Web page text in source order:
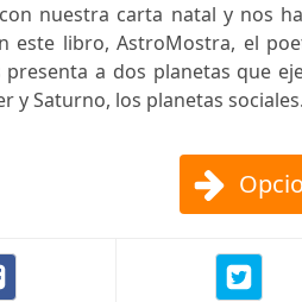
nuestra carta natal y nos
este libro, AstroMostra, el
a dos planetas que
y Saturno, los planetas